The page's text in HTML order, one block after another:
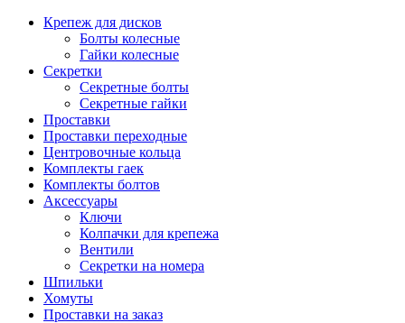
Крепеж для дисков
Болты колесные
Гайки колесные
Секретки
Секретные болты
Секретные гайки
Проставки
Проставки переходные
Центровочные кольца
Комплекты гаек
Комплекты болтов
Аксессуары
Ключи
Колпачки для крепежа
Вентили
Секретки на номера
Шпильки
Хомуты
Проставки на заказ